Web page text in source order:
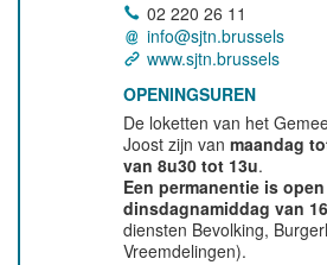
02 220 26 11
info@sjtn.brussels
www.sjtn.brussels
OPENINGSUREN
De loketten van het
Joost zijn vanmaandag
van 8u30 tot 13u.
Een permanentie is
dinsdagnamiddag van
diensten Bevolking,
Vreemdelingen).